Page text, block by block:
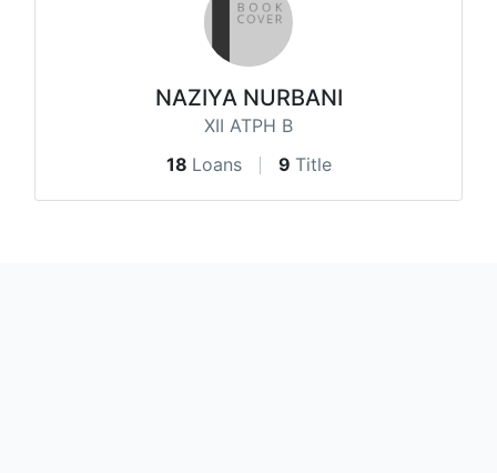
NAZIYA NURBANI
XII ATPH B
18 Loans 9 Title